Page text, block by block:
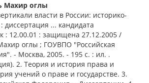
Махир оглы
власти в России: историко-
диссертация ... кандидата
: 12.00.01 : защищена 27.12.2005 /
оглы ; ГОУВПО "Российская
- Москва, 2005. - 195 с. : ил. .
2. Теория и история права и
учений о праве и государстве. 3.